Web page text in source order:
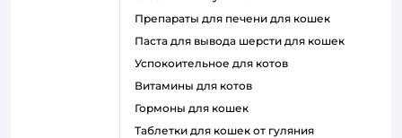
препараты для печени для кошек
паста для вывода шерсти для кошек
успокоительное для котов
витамины для котов
гормоны для кошек
таблетки для кошек от гуляния